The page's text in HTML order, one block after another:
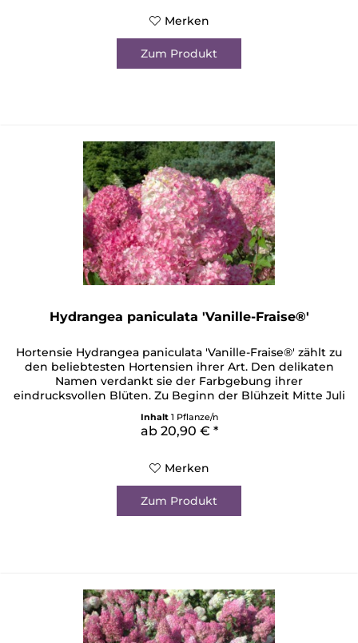
Merken
Zum Produkt
Hydrangea paniculata 'Vanille-Fraise®'
Hortensie Hydrangea paniculata 'Vanille-Fraise®' zählt zu
den beliebtesten Hortensien ihrer Art. Den delikaten
Namen verdankt sie der Farbgebung ihrer
eindrucksvollen Blüten. Zu Beginn der Blühzeit Mitte Juli
changieren sie creme-/vanillefarbig mit zartrosa und
gehen nach und nach über in ein immer kräftiger
werdendes Rosa, bis sie sich zum Ende des Herbstes in
Inhalt 1 Pflanze/n
ab 20,90 € *
Merken
Zum Produkt